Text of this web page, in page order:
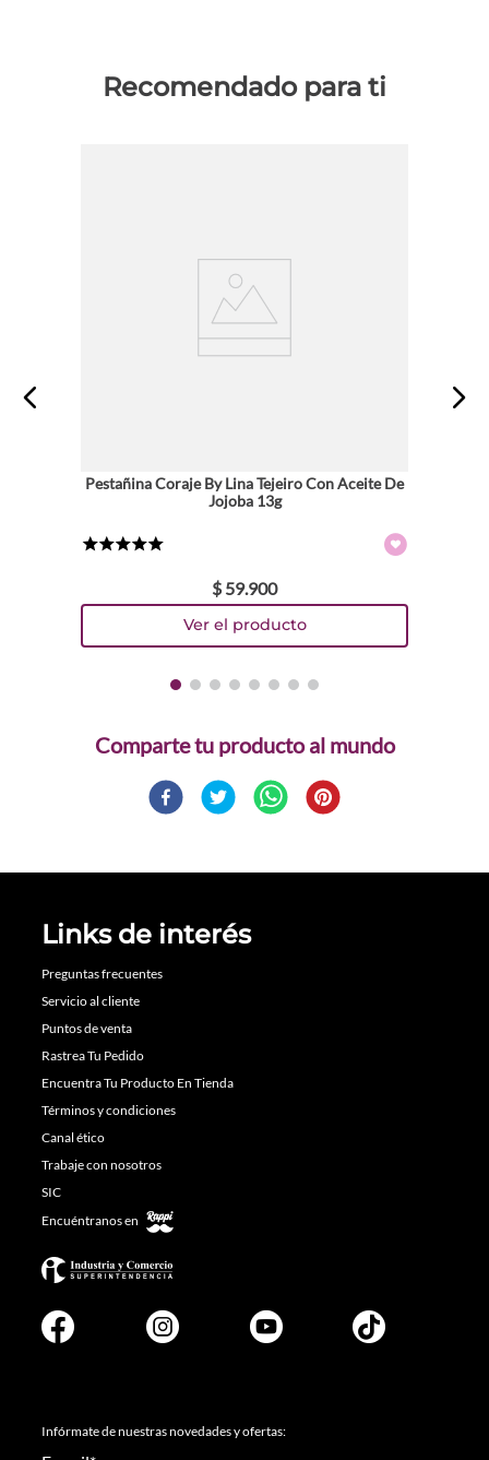
Recomendado para ti
Pestañina Coraje By Lina Tejeiro Con Aceite De
Jojoba 13g
$ 59.900
Comparte
Links de interés
Preguntas frecuentes
Servicio al cliente
Puntos de venta
Rastrea Tu Pedido
Encuentra Tu Producto En Tienda
Términos y condiciones
Canal ético
Trabaje con nosotros
SIC
Encuéntranos en
Infórmate de nuestras novedades y ofertas: